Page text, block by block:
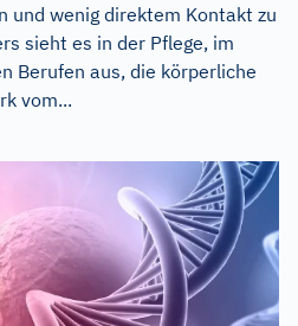
und wenig direktem Kontakt zu
sieht es in der Pflege, im
Berufen aus, die körperliche
vom...